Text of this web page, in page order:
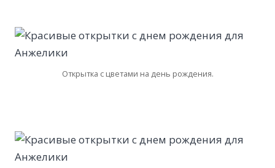
Открытка с цветами на день рождения.